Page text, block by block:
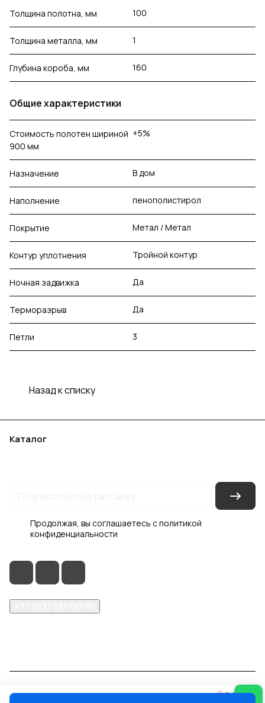
Толщина полотна, мм 100
Толщина металла, мм 1
Глубина короба, мм 160
Общие характеристики
Стоимость полотен шириной
900 мм
+5%
Назначение В дом
Наполнение пенополистирол
Покрытие Метал / Метал
Контур уплотнения Тройной контур
Ночная задвижка Да
Терморазрыв Да
Петли 3
Назад к списку
Каталог
Продолжая, вы соглашаетесь сполитикой
конфиденциальности
© 2026 Интер-Двери